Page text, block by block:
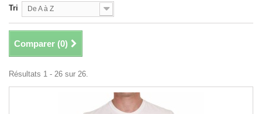
Tri De A à Z
Comparer (0)
Résultats 1 - 26 sur 26.